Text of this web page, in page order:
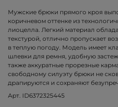
Мужские брюки прямого кроя
коричневом оттенке из
лиоцелла. Легкий материал
текстурой, отлично пропускает
в теплую погоду. Модель имеет
шлевки для ремня, удобную
также аккуратные прорезные
свободному силуэту брюки не
драпируются и сохраняют
Арт. ID6372325445